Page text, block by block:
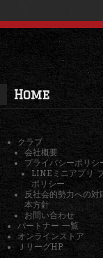
Home
クラブ
会社概要
プライバシーポリシ
LINEミニアプリ
ポリシー
反社会的勢力への対
本方針
お問い合わせ
パートナー 一覧
オンラインストア
ＪリーグHP